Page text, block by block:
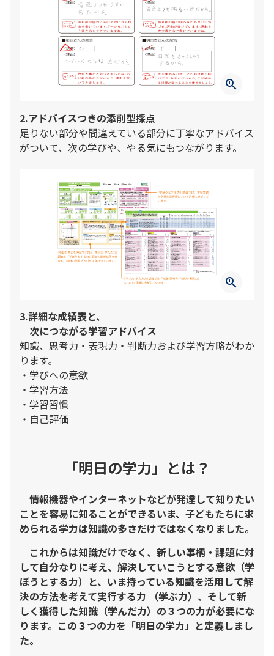
zoom_in
2.アドバイスつきの添削型採点
足りない部分や間違えている部分に丁寧なアドバイス
がついて、次の学びや、やる気にもつながります。
zoom_in
3.詳細な成績表と、
次につながる学習アドバイス
知識、思考力・表現力・判断力および学習方略がわか
ります。
・学びへの意欲
・学習方法
・学習習慣
・自己評価
「明日の学力」とは？
情報機器やインターネットなどが発達して知りたい
ことを容易に知ることができるいま、子どもたちに求
められる学力は知識の多さだけではなくなりました。
これからは知識だけでなく、新しい事柄・課題に対
して自分なりに考え、解決していこうとする意欲（学
ぼうとする力）と、いま持っている知識を活用して解
決の方法を考えて実行する力 （学ぶ力）、そして新
しく獲得した知識（学んだ力）の３つの力が必要にな
ります。この３つの力を「明日の学力」と定義しまし
た。